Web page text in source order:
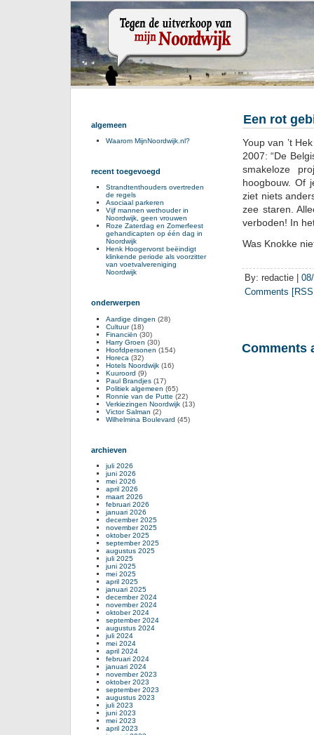
Een rot
Youp van ’t
2007: “De
smakeloze
hoogbouw. Of
ziet niets
zee staren.
verboden! In
Was Knokke
By: redactie |
Comments
Comments
algemeen
Waarom MijnNoordwijk.nl?
recent toegevoegd
Strandtenthouders overtreden
de regels
Asociaal parkeren
Vijf mannen wethouder in
Noordwijk, geen vrouwen
Roze Zaterdag en Zomerfeest
gehandicapten op één dag in
Noordwijk
Henk Hoogervorst beëindigt
klinkende periode als voorzitter
van voetvalvereniging
Noordwijk
onderwerpen
Aardige dingen (28)
Cultuur(18)
Financiën (30)
Harry Groen (30)
Hoofdpersonen (154)
Horeca (32)
Hotels Noordwijk (16)
Kuuroord (9)
Paul Brandjes (17)
Politiek algemeen (65)
Ronnie van de Putte (22)
Verkiezingen Noordwijk (13)
Victor Salman (2)
Wilhelmina Boulevard (45)
archieven
juli 2026
juni 2026
mei 2026
april 2026
maart 2026
februari 2026
januari 2026
december 2025
november 2025
oktober 2025
september 2025
augustus 2025
juli 2025
juni 2025
mei 2025
april 2025
januari 2025
december 2024
november 2024
oktober 2024
september 2024
augustus 2024
juli 2024
mei 2024
april 2024
februari 2024
januari 2024
november 2023
oktober 2023
september 2023
augustus 2023
juli 2023
juni 2023
mei 2023
april 2023